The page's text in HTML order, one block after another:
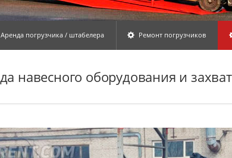
Аренда погрузчика / штабелера Ремонт погрузчиков
навесного оборудования и